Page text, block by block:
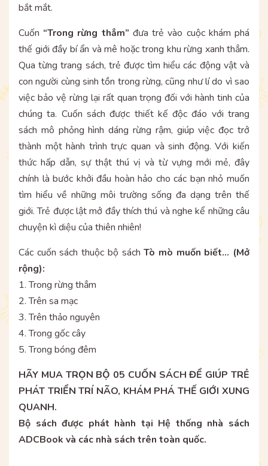
bắt mắt.
Cuốn “Trong rừng thẳm” đưa trẻ vào cuộc khám phá
thế giới đầy bí ẩn và mê hoặc trong khu rừng xanh thẳm.
Qua từng trang sách, trẻ được tìm hiểu các động vật và
con người cùng sinh tồn trong rừng, cũng như lí do vì sao
việc bảo vệ rừng lại rất quan trọng đối với hành tinh của
chúng ta. Cuốn sách được thiết kế độc đáo với trang
sách mô phỏng hình dáng rừng rậm, giúp việc đọc trở
thành một hành trình trực quan và sinh động. Với kiến
thức hấp dẫn, sự thật thú vị và từ vựng mới mẻ, đây
chính là bước khởi đầu hoàn hảo cho các bạn nhỏ muốn
tìm hiểu về những môi trường sống đa dạng trên thế
giới. Trẻ được lật mở đầy thích thú và nghe kể những câu
chuyện kì diệu của thiên nhiên!
Các cuốn sách thuộc bộ sáchTò mò muốn biết... (Mở
rộng):
1. Trong rừng thẳm
2. Trên sa mạc
3. Trên thảo nguyên
4. Trong gốc cây
5. Trong bóng đêm
HÃY MUA TRỌN BỘ 05 CUỐN SÁCH ĐỂ GIÚP TRẺ
PHÁT TRIỂN TRÍ NÃO, KHÁM PHÁ THẾ GIỚI XUNG
QUANH.
Bộ sách được phát hành tại Hệ thống nhà sách
ADCBook và các nhà sách trên toàn quốc.